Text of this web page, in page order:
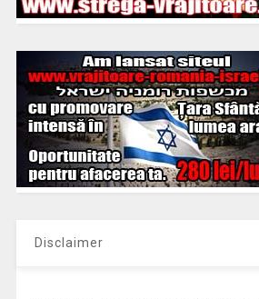
Disclaimer